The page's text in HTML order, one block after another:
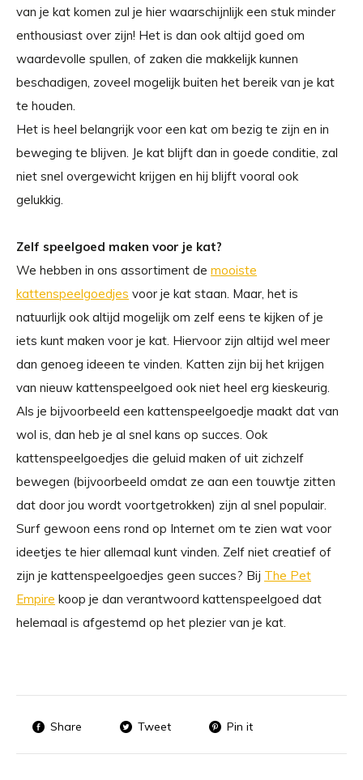
van je kat komen zul je hier waarschijnlijk een stuk minder
enthousiast over zijn! Het is dan ook altijd goed om
waardevolle spullen, of zaken die makkelijk kunnen
beschadigen, zoveel mogelijk buiten het bereik van je kat
te houden.
Het is heel belangrijk voor een kat om bezig te zijn en in
beweging te blijven. Je kat blijft dan in goede conditie, zal
niet snel overgewicht krijgen en hij blijft vooral ook
gelukkig.
Zelf speelgoed maken voor je kat?
We hebben in ons assortiment de mooiste
kattenspeelgoedjes voor je kat staan. Maar, het is
natuurlijk ook altijd mogelijk om zelf eens te kijken of je
iets kunt maken voor je kat. Hiervoor zijn altijd wel meer
dan genoeg ideeen te vinden. Katten zijn bij het krijgen
van nieuw kattenspeelgoed ook niet heel erg kieskeurig.
Als je bijvoorbeeld een kattenspeelgoedje maakt dat van
wol is, dan heb je al snel kans op succes. Ook
kattenspeelgoedjes die geluid maken of uit zichzelf
bewegen (bijvoorbeeld omdat ze aan een touwtje zitten
dat door jou wordt voortgetrokken) zijn al snel populair.
Surf gewoon eens rond op Internet om te zien wat voor
ideetjes te hier allemaal kunt vinden. Zelf niet creatief of
zijn je kattenspeelgoedjes geen succes? Bij The Pet
Empire koop je dan verantwoord kattenspeelgoed dat
helemaal is afgestemd op het plezier van je kat.
Share Tweet Pin it